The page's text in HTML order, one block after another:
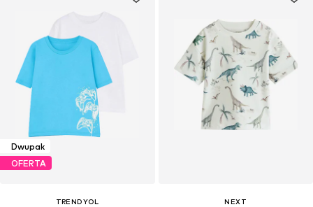
Dwupak
OFERTA
TRENDYOL
NEXT